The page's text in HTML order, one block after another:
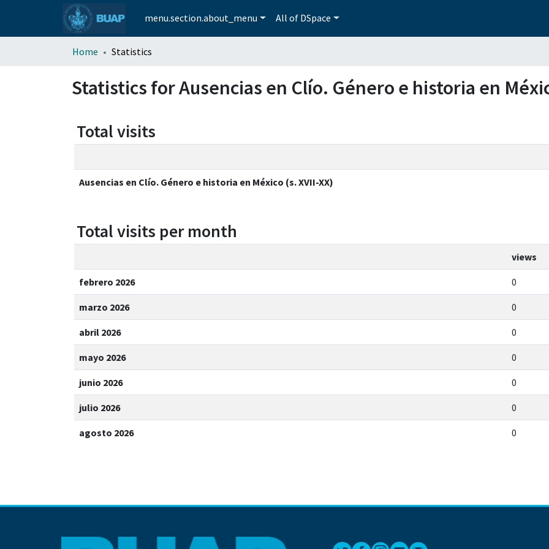
menu.section.about_menu All of DSpace
Home Statistics
Statistics for Ausencias en Clío. Género e historia en
Total visits
Ausencias en Clío. Género e historia en México (s. XVII-XX)
Total visits per month
views
febrero 2026 0
marzo 2026 0
abril 2026 0
mayo 2026 0
junio 2026 0
julio 2026 0
agosto 2026 0